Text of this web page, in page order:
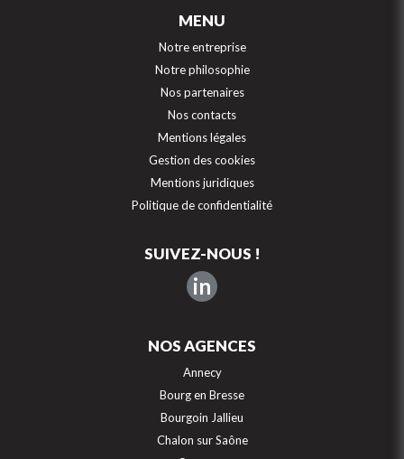
MENU
Notre entreprise
Notre philosophie
Nos partenaires
Nos contacts
Mentions légales
Gestion des cookies
Mentions juridiques
Politique de confidentialité
SUIVEZ-NOUS !
in
NOS AGENCES
Annecy
Bourg en Bresse
Bourgoin Jallieu
Chalon sur Saône